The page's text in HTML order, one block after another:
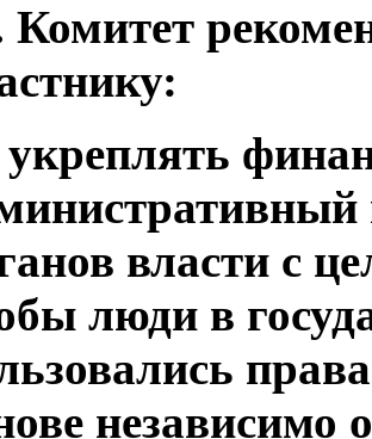
Комитет
укреплять
власти с
люди в
независимо